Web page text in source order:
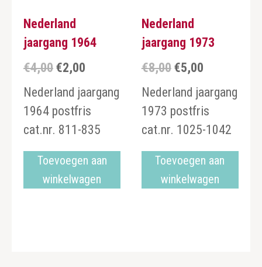
Nederland
jaargang 1964
€4,00 Oorspronkelijke
prijs
was:
€4,00.
€2,00
€2,00.
Nederland jaargang
1964 postfris
cat.nr. 811-835
Toevoegen aan
winkelwagen
Nederland
jaargang 1973
€8,00 Oorspronkelijke
prijs
was:
€8,00.
€5,00Huidige
is:
€5,00.
Nederland jaargang
1973 postfris
cat.nr. 1025-1042
Toevoegen aan
winkelwagen